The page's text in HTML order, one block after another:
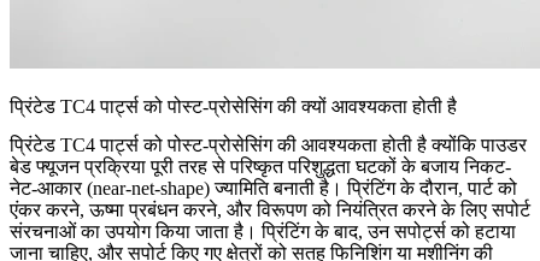
प्रिंटेड TC4 पार्ट्स को पोस्ट-प्रोसेसिंग की क्यों आवश्यकता होती है
प्रिंटेड TC4 पार्ट्स को पोस्ट-प्रोसेसिंग की आवश्यकता होती है क्योंकि पाउडर
बेड फ्यूजन प्रक्रिया पूरी तरह से परिष्कृत परिशुद्धता घटकों के बजाय निकट-
नेट-आकार (near-net-shape) ज्यामिति बनाती है। प्रिंटिंग के दौरान, पार्ट को
एंकर करने, ऊष्मा प्रबंधन करने, और विरूपण को नियंत्रित करने के लिए सपोर्ट
संरचनाओं का उपयोग किया जाता है। प्रिंटिंग के बाद, उन सपोर्ट्स को हटाया
जाना चाहिए, और सपोर्ट किए गए क्षेत्रों को सतह फिनिशिंग या मशीनिंग की